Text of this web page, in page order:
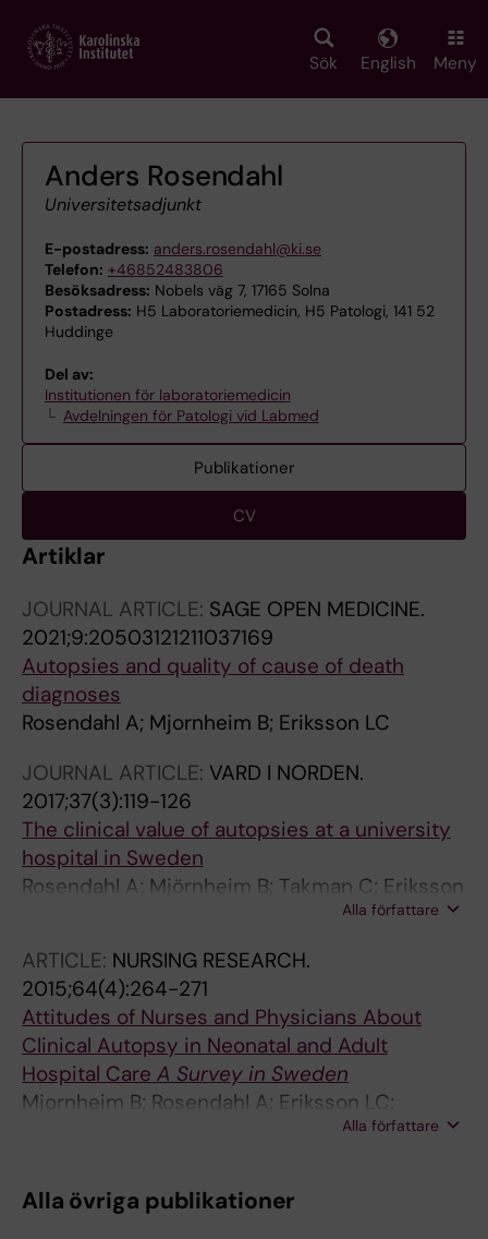
main
Sök English Meny
Anders Rosendahl
Universitetsadjunkt
E-postadress: anders.rosendahl@ki.se
Telefon: +46852483806
Besöksadress: Nobels väg 7, 17165 Solna
Postadress: H5 Laboratoriemedicin, H5 Patologi, 141 52
Huddinge
Del av:
Institutionen för laboratoriemedicin
Avdelningen för Patologi vid Labmed
Publikationer
CV
Artiklar
JOURNAL ARTICLE: SAGE OPEN MEDICINE.
2021;9:20503121211037169
Autopsies and quality of cause of death
diagnoses
Rosendahl A; Mjornheim B; Eriksson LC
JOURNAL ARTICLE: VARD I NORDEN.
2017;37(3):119-126
The clinical value of autopsies at a university
hospital in Sweden
Rosendahl A; Mjörnheim B; Takman C; Eriksson
Alla författare
ARTICLE: NURSING RESEARCH.
2015;64(4):264-271
Attitudes of Nurses and Physicians About
Clinical Autopsy in Neonatal and Adult
Hospital Care A Survey in Sweden
Mjornheim B; Rosendahl A; Eriksson LC;
Alla författare
Alla övriga publikationer